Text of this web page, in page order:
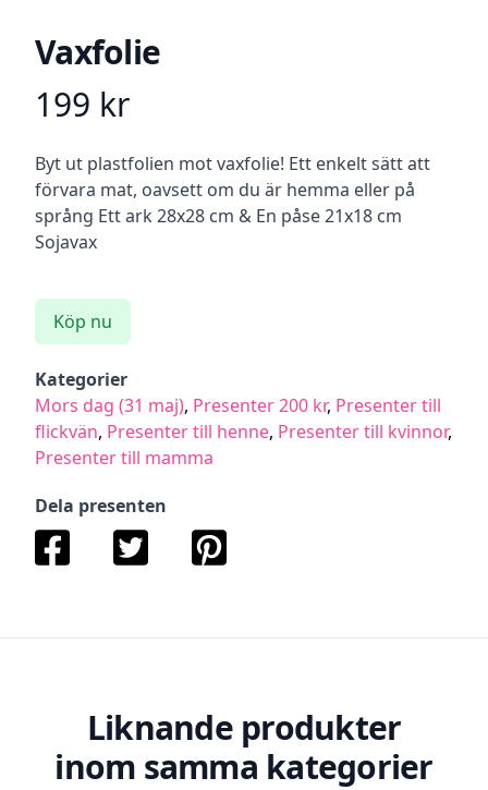
Vaxfolie
Product information
199 kr
Beskrivning
Byt ut plastfolien mot vaxfolie! Ett enkelt sätt att
förvara mat, oavsett om du är hemma eller på
språng Ett ark 28x28 cm & En påse 21x18 cm
Sojavax
Köp nu
Kategorier
Mors dag (31 maj), Presenter 200 kr, Presenter till
flickvän, Presenter till henne, Presenter till kvinnor,
Presenter till mamma
Dela presenten
Liknande produkter
inom samma kategorier